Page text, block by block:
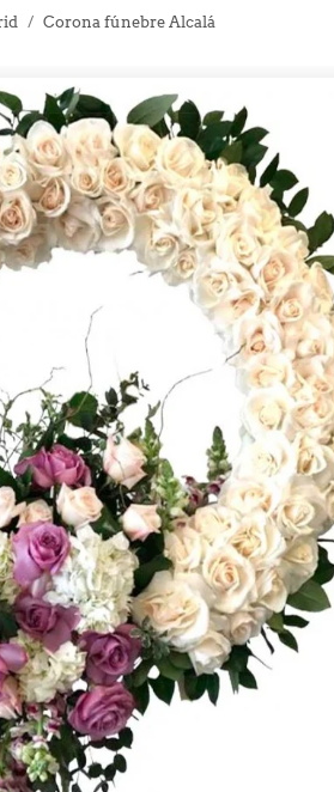
Corona fúnebre Alcalá